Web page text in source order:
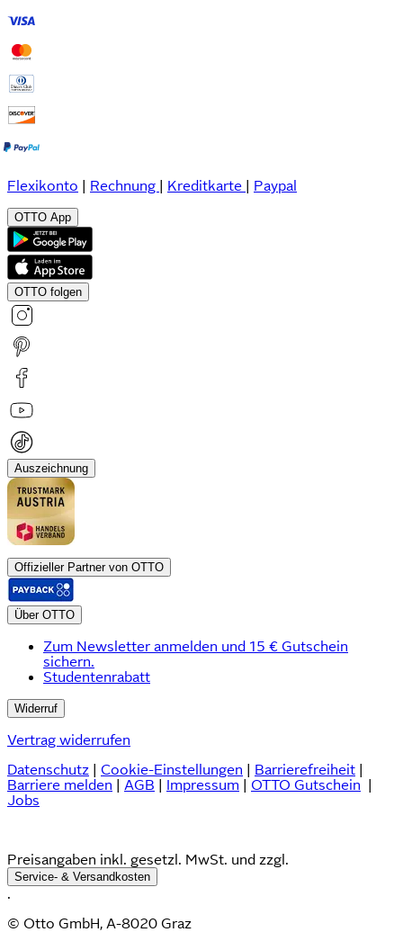
Flexikonto Rechnung Kreditkarte Paypal
OTTO App
OTTO folgen
Auszeichnung
Offizieller Partner von OTTO
Über OTTO
Zum Newsletter anmelden und 15 € Gutschein
sichern.
Studentenrabatt
Widerruf
Vertrag widerrufen
Datenschutz
Cookie-Einstellungen Barrierefreiheit
Barriere melden
AGB Impressum OTTO Gutschein
Jobs
Preisangaben inkl. gesetzl. MwSt. und zzgl.
Service- & Versandkosten
.
© Otto GmbH, A-8020 Graz